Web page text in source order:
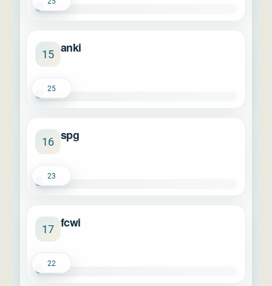
15 anki
25
16 spg
23
17 fcwi
22